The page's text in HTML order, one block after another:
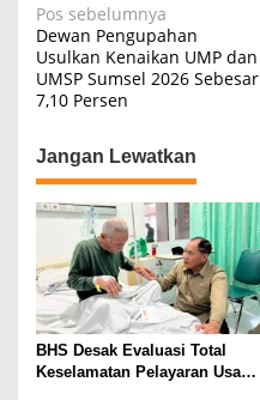
N
a
v
g
a
s
i
p
o
s
Pos sebelumnya
Dewan Pengupahan
Usulkan Kenaikan UMP dan
UMSP Sumsel 2026 Sebesar
7,10 Persen
Jangan Lewatkan
BHS Desak Evaluasi Total
Keselamatan Pelayaran Usai